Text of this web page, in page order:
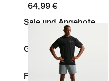
Sale und Angebote
Größe
Farbe
64,99 €